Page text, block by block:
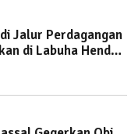
Jalur Perdagangan
di Labuha Hendak
Mayoritas Marah,